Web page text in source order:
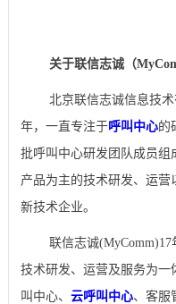
关于联信志诚（
北京联信志诚信息技
年，一直专注于呼叫中心的
批呼叫中心研发团队成员组
产品为主的技术研发、运
新技术企业。
联信志诚(MyComm)17
技术研发、运营及服务为
叫中心、 云呼叫中心、客服